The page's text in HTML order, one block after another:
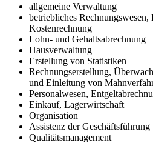
allgemeine Verwaltung
betriebliches Rechnungswesen,
Kostenrechnung
Lohn- und Gehaltsabrechnung
Hausverwaltung
Erstellung von Statistiken
Rechnungserstellung,
und Einleitung von
Personalwesen,
Einkauf, Lagerwirtschaft
Organisation
Assistenz der Geschäftsführung
Qualitätsmanagement